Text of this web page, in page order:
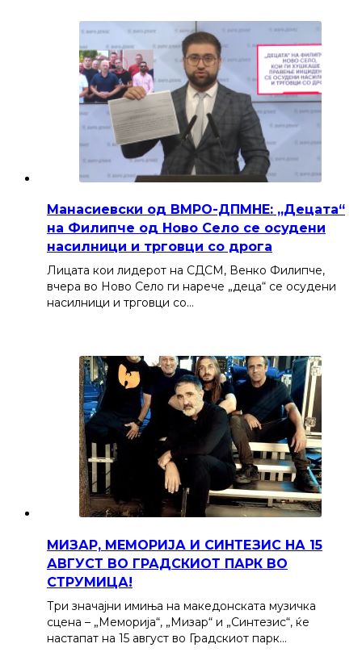
Манасиевски од ВМРО-ДПМНЕ: „Децата“
на Филипче од Ново Село се осудени
насилници и трговци со дрога
Лицата кои лидерот на СДСМ, Венко Филипче,
вчера во Ново Село ги нарече „деца“ се осудени
насилници и трговци со…
МИЗАР, МЕМОРИЈА И СИНТЕЗИС НА 15
АВГУСТ ВО ГРАДСКИОТ ПАРК ВО
СТРУМИЦА!
Три значајни имиња на македонската музичка
сцена – „Меморија“, „Мизар“ и „Синтезис“, ќе
настапат на 15 август во Градскиот парк…